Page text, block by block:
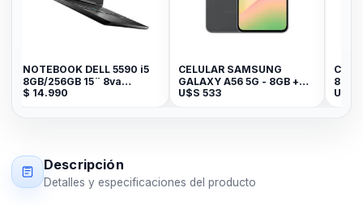
DELL 5590 i5
15¨ 8va
CELULAR SAMSUNG
GALAXY A56 5G - 8GB +
256GB Awesome Graphite
CELULAR HONOR
8GB+256GB -
Descripción
Detalles y especificaciones del producto